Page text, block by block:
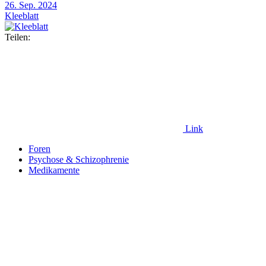
26. Sep. 2024
Kleeblatt
Teilen:
Link
Foren
Psychose & Schizophrenie
Medikamente